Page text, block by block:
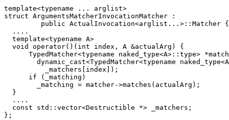
template<typename ... arglist>
struct ArgumentsMatcherInvocationMatcher :
         public ActualInvocation<arglist...>::Matcher {
  ....
  template<typename A>
  void operator()(int index, A &actualArg) {
TypedMatcher<typename naked_type<A>::type>
dynamic_cast<TypedMatcher<typename
          _matchers[index]);
      if (_matching)
        _matching = matcher->matches(actualArg);
  }
  ....
  const std::vector<Destructible *> _matchers;
};